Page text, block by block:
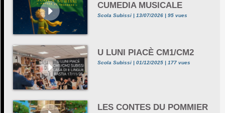
CUMEDIA MUSICALE
Scola Subissi | 13/07/2026 | 95 vues
U LUNI PIACÈ CM1/CM2
Scola Subissi | 01/12/2025 | 177 vues
LES CONTES DU POMMIER